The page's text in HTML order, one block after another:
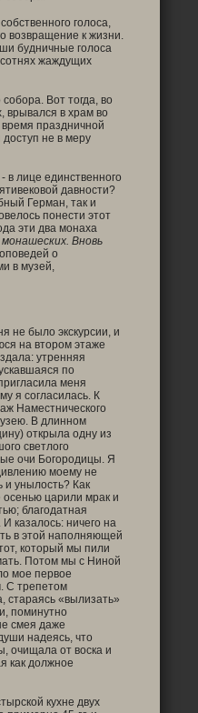
голоса,
возвращение к жизни.
будничные голоса
жаждущих
Вот тогда, во
врывался в храм во
праздничной
не в меру
в лице единственного
давности?
Герман, так и
понести этот
эти два монаха
Вновь
о
в музей,
не было экскурсии, и
на втором этаже
утренняя
по
меня
я согласилась. К
Наместнического
В длинном
открыла одну из
светлого
очи Богородицы. Я
моему не
унылость? Как
царили мрак и
благодатная
казалось: ничего на
в этой наполняющей
который мы пили
Потом мы с Ниной
мое первое
С трепетом
стараясь «вылизать»
поминутно
смея даже
надеясь, что
очищала от воска и
как должное
кухне двух